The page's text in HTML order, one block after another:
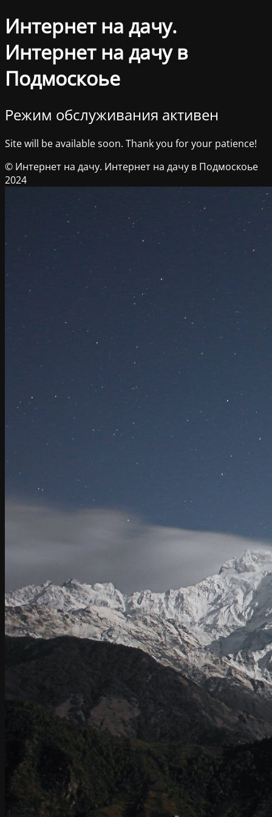
Интернет на дачу.
Интернет на дачу в
Подмоскоье
Режим обслуживания активен
Site will be available soon. Thank you for your patience!
© Интернет на дачу. Интернет на дачу в Подмоскоье
2024